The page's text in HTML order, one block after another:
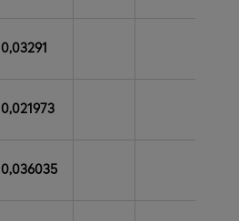
0,03291
0,021973
0,036035